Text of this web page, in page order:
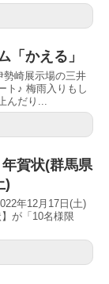
「かえる」
勢崎展示場の三井
ト♪ 梅雨入りもし
んだり...
賀状(群馬県
)
年12月17日(土)
が「10名様限